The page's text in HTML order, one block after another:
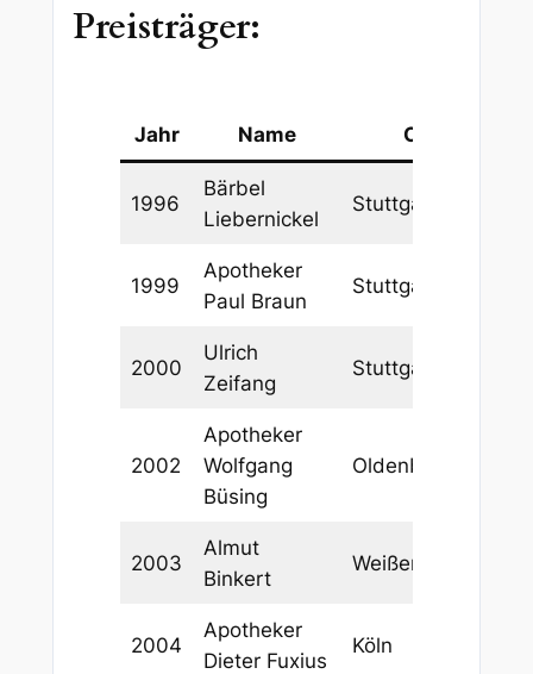
Preisträger:
Jahr Name Ort
1996
Bärbel
Liebernickel
Stuttgart
1999
Apotheker
Paul Braun
Stuttgart
2000
Ulrich
Zeifang
Stuttgart
2002
Apotheker
Wolfgang
Büsing
Oldenburg
2003
Almut
Binkert
Weißenburg
2004
Apotheker
Dieter Fuxius
Köln